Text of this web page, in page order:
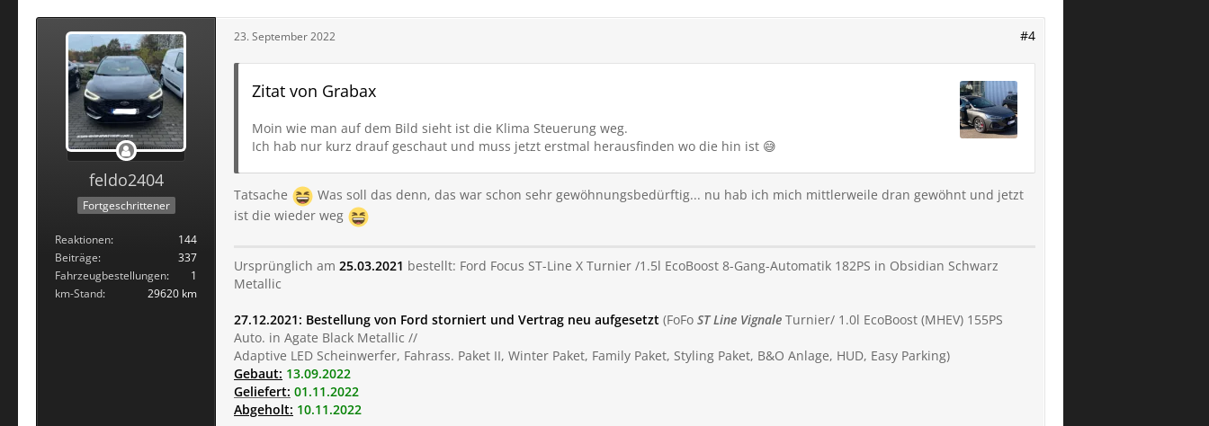
feldo2404
Fortgeschrittener
Reaktionen
144
Beiträge
337
Fahrzeugbestellungen
1
km-Stand
29620 km
23. September 2022 #4
Zitat von Grabax
Moin wie man auf dem Bild sieht ist die Klima Steuerung weg.
Ich hab nur kurz drauf geschaut und muss jetzt erstmal herausfinden wo die hin ist 😅
Tatsache
Was soll das denn, das war schon sehr gewöhnungsbedürftig... nu hab ich mich mittlerweile dran gewöhnt und jetzt
ist die wieder weg
Ursprünglich am 25.03.2021 bestellt: Ford Focus ST-Line X Turnier /1.5l EcoBoost 8-Gang-Automatik 182PS in Obsidian Schwarz
Metallic
27.12.2021: Bestellung von Ford storniert und Vertrag neu aufgesetzt (FoFo ST Line Vignale Turnier/ 1.0l EcoBoost (MHEV) 155PS
Auto. in Agate Black Metallic //
Adaptive LED Scheinwerfer, Fahrass. Paket II, Winter Paket, Family Paket, Styling Paket, B&O Anlage, HUD, Easy Parking)
Gebaut: 13.09.2022
Geliefert: 01.11.2022
Abgeholt: 10.11.2022